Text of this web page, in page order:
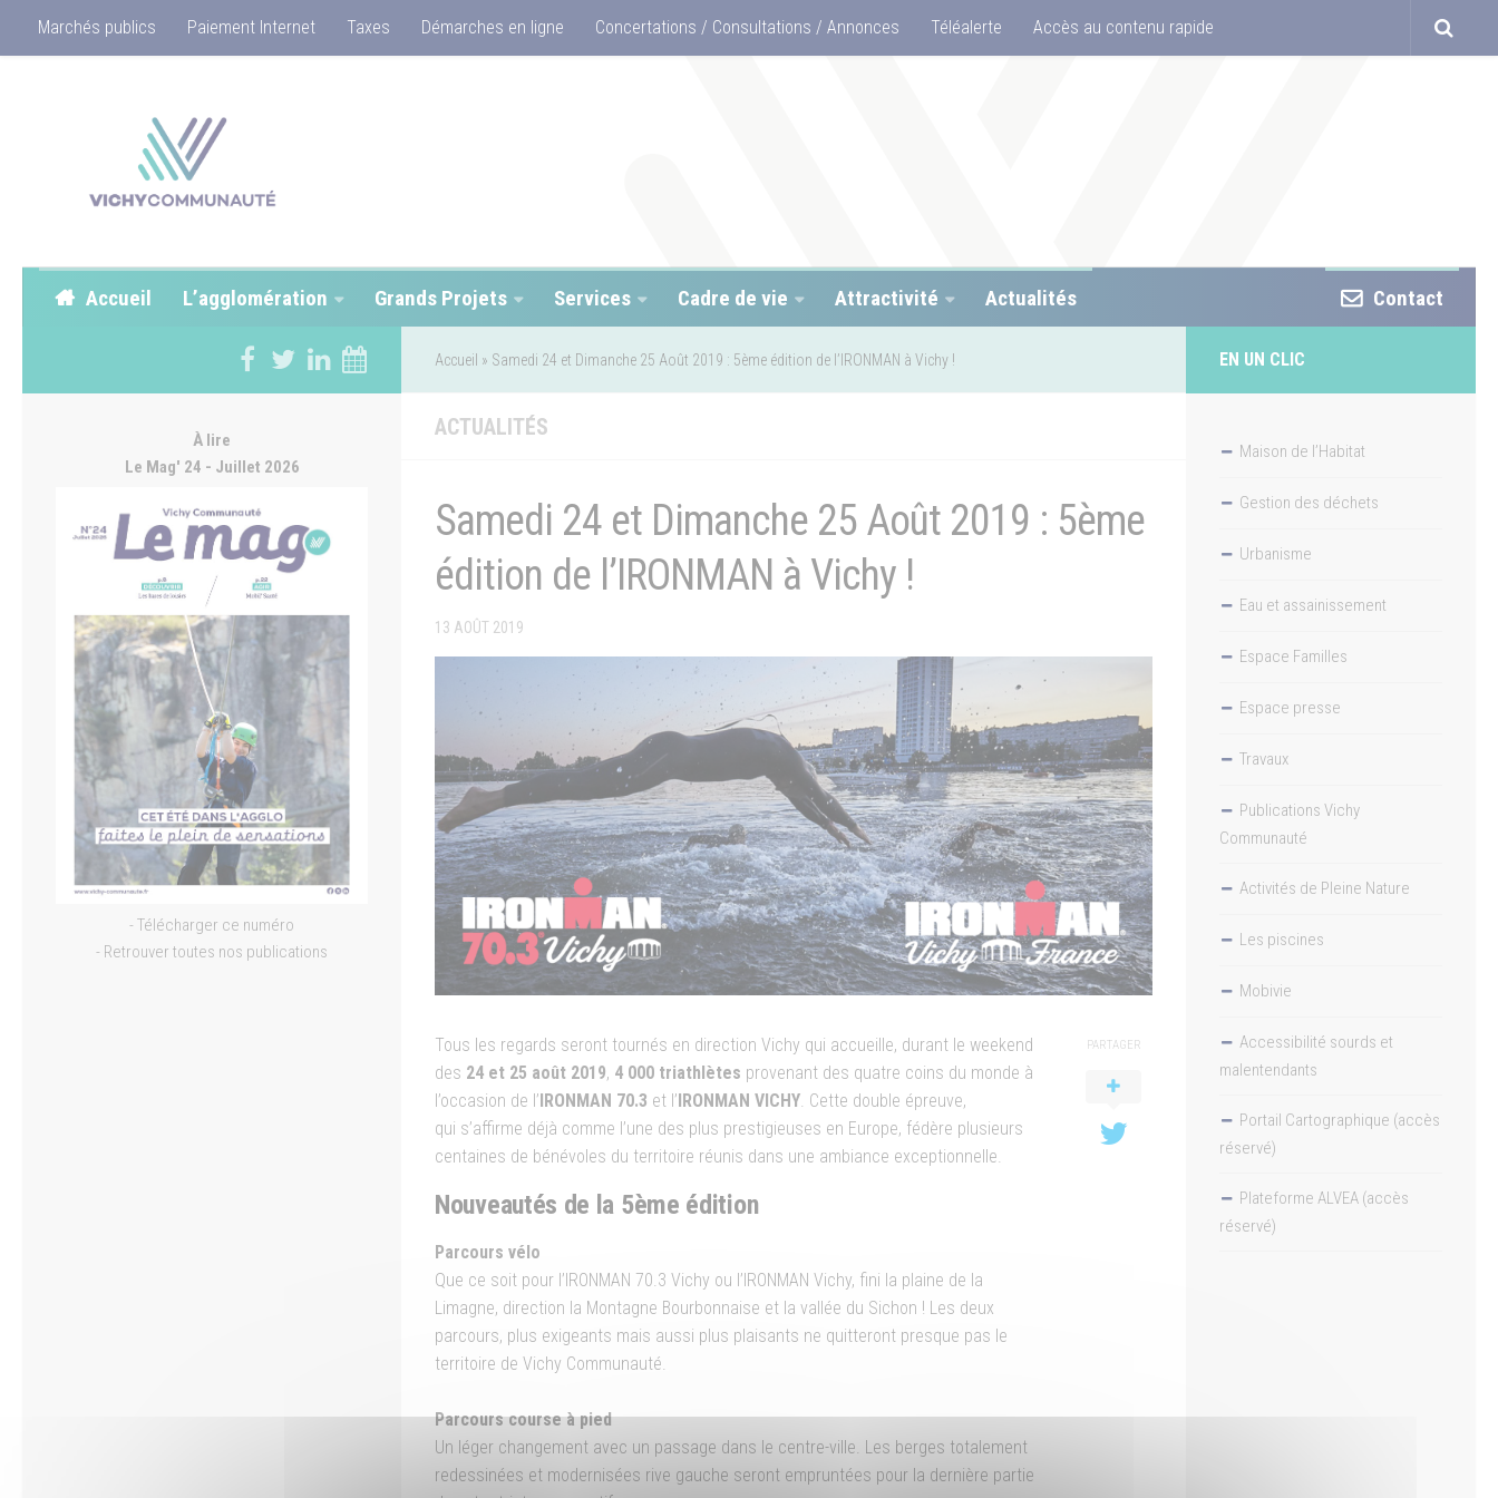
Marchés publics Paiement Internet Taxes Démarches en ligne Concertations / Consultations / Annonces Téléalerte Accès au contenu rapide
Accueil L’agglomération Grands Projets Services Cadre de vie Attractivité Actualités Contact
Accueil » Samedi 24 et Dimanche 25 Août 2019 : 5ème édition de l’IRONMAN à Vichy !
ACTUALITÉS
Samedi 24 et Dimanche 25 Août 2019 : 5ème
édition de l’IRONMAN à Vichy !
13 AOÛT 2019
Tous les regards seront tournés en direction Vichy qui accueille, durant le weekend
des 24 et 25 août 2019, 4 000 triathlètes provenant des quatre coins du monde à
l’occasion de l’ IRONMAN 70.3 et l’ IRONMAN VICHY. Cette double épreuve,
qui s’affirme déjà comme l’une des plus prestigieuses en Europe, fédère plusieurs
centaines de bénévoles du territoire réunis dans une ambiance exceptionnelle.
Nouveautés de la 5ème édition
Parcours vélo
Que ce soit pour l’IRONMAN 70.3 Vichy ou l’IRONMAN Vichy, fini la plaine de la
Limagne, direction la Montagne Bourbonnaise et la vallée du Sichon ! Les deux
parcours, plus exigeants mais aussi plus plaisants ne quitteront presque pas le
territoire de Vichy Communauté.
Parcours course à pied
Un léger changement avec un passage dans le centre-ville. Les berges totalement
redessinées et modernisées rive gauche seront empruntées pour la dernière partie
PARTAGER
À lire
Le Mag' 24 - Juillet 2026
- Télécharger ce numéro
- Retrouver toutes nos publications
EN UN CLIC
Maison de l’Habitat
Gestion des déchets
Urbanisme
Eau et assainissement
Espace Familles
Espace presse
Travaux
Publications Vichy
Communauté
Activités de Pleine Nature
Les piscines
Mobivie
Accessibilité sourds et
malentendants
Portail Cartographique (accès
réservé)
Plateforme ALVEA (accès
réservé)